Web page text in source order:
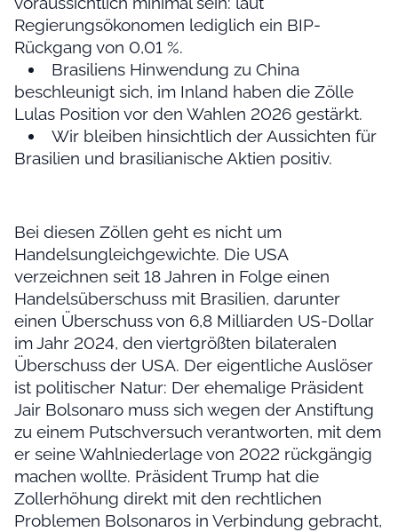
Regierungsökonomen lediglich ein BIP-
Rückgang von 0,01 %.
Brasiliens Hinwendung zu China
beschleunigt sich, im Inland haben die Zölle
Lulas Position vor den Wahlen 2026 gestärkt.
Wir bleiben hinsichtlich der Aussichten für
Brasilien und brasilianische Aktien positiv.
Bei diesen Zöllen geht es nicht um
Handelsungleichgewichte. Die USA
verzeichnen seit 18 Jahren in Folge einen
Handelsüberschuss mit Brasilien, darunter
einen Überschuss von 6,8 Milliarden US-Dollar
im Jahr 2024, den viertgrößten bilateralen
Überschuss der USA. Der eigentliche Auslöser
ist politischer Natur: Der ehemalige Präsident
Jair Bolsonaro muss sich wegen der Anstiftung
zu einem Putschversuch verantworten, mit dem
er seine Wahlniederlage von 2022 rückgängig
machen wollte. Präsident Trump hat die
Zollerhöhung direkt mit den rechtlichen
Problemen Bolsonaros in Verbindung gebracht,